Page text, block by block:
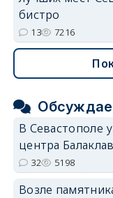
бистро
13 7216
В Севастополе
центра
32 5198
Возле